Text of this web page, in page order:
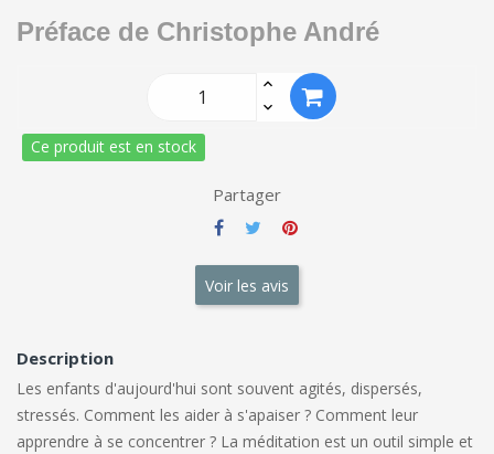
Préface de Christophe André
Ce produit est en stock
Partager
Voir les avis
Description
Les enfants d'aujourd'hui sont souvent agités, dispersés,
stressés. Comment les aider à s'apaiser ? Comment leur
apprendre à se concentrer ? La méditation est un outil simple et